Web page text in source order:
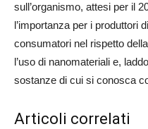
sull’organismo, attesi per il
l’importanza per i produttori
consumatori nel rispetto
l’uso di nanomateriali e,
sostanze di cui si conosca
Articoli correlati